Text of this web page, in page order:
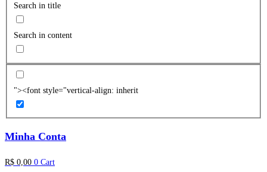
Search in title
Search in content
"><font style="vertical-align: inherit
Minha Conta
R$ 0,00 0 Cart